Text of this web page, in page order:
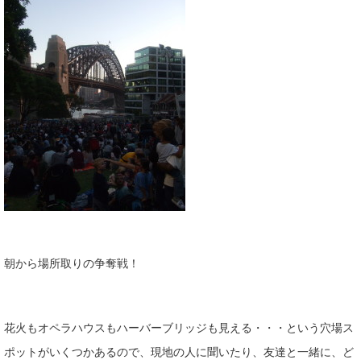
朝から場所取りの争奪戦！
花火もオペラハウスもハーバーブリッジも見える・・・という穴場ス
ポットがいくつかあるので、現地の人に聞いたり、友達と一緒に、ど